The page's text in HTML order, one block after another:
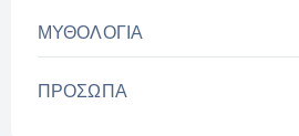
ΜΥΘΟΛΟΓΙΑ
ΠΡΟΣΩΠΑ